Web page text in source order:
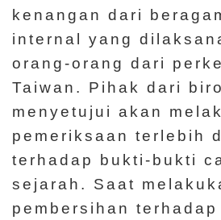
kenangan dari
internal yang
orang-orang dari
Taiwan. Pihak dari
menyetujui akan
pemeriksaan terlebih
terhadap bukti-bukti
sejarah. Saat
pembersihan